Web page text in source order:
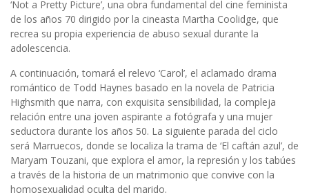
‘Not a Pretty Picture’, una obra fundamental del cine feminista
de los años 70 dirigido por la cineasta Martha Coolidge, que
recrea su propia experiencia de abuso sexual durante la
adolescencia.
A continuación, tomará el relevo ‘Carol’, el aclamado drama
romántico de Todd Haynes basado en la novela de Patricia
Highsmith que narra, con exquisita sensibilidad, la compleja
relación entre una joven aspirante a fotógrafa y una mujer
seductora durante los años 50. La siguiente parada del ciclo
será Marruecos, donde se localiza la trama de ‘El caftán azul’, de
Maryam Touzani, que explora el amor, la represión y los tabúes
a través de la historia de un matrimonio que convive con la
homosexualidad oculta del marido.